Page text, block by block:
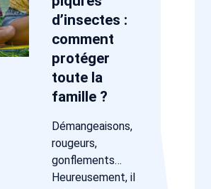
d’insectes :
comment
protéger
toute la
famille ?
Démangeaisons,
rougeurs,
gonflements…
Heureusement, il